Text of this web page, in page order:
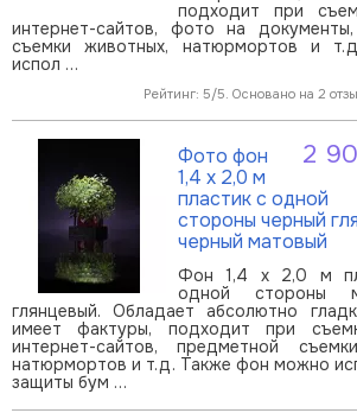
подходит при
интернет-сайтов, фото на
съемки животных, натюрмортов и
испол …
Рейтинг: 5/5. Основано на 2
2
Фото фон
1,4 х 2,0 м
пластик с одной
стороны черный
черный матовый
Фон 1,4 х 2,0 м
одной стороны
глянцевый. Обладает абсолютно
имеет фактуры, подходит при
интернет-сайтов, предметной
натюрмортов и т.д. Также фон можно
защиты бум …